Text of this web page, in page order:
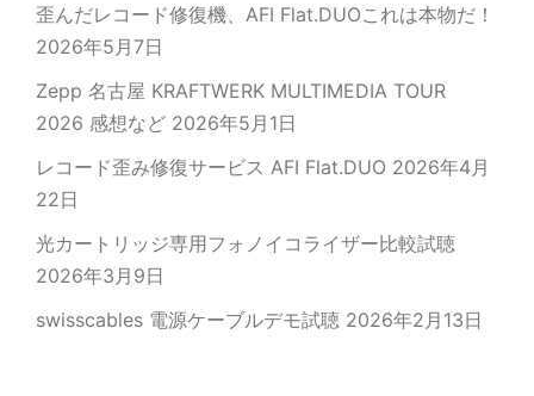
歪んだレコード修復機、AFI Flat.DUOこれは本物だ！
2026年5月7日
Zepp 名古屋 KRAFTWERK MULTIMEDIA TOUR
2026 感想など 2026年5月1日
レコード歪み修復サービス AFI Flat.DUO 2026年4月
22日
光カートリッジ専用フォノイコライザー比較試聴
2026年3月9日
swisscables 電源ケーブルデモ試聴 2026年2月13日